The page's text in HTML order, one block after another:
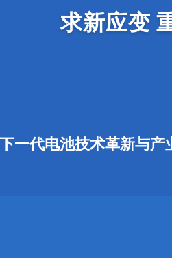
求新应变
一代电池技术革新与产